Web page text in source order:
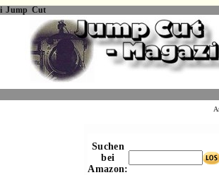
Jump Cut
Suchen
bei
Amazon: